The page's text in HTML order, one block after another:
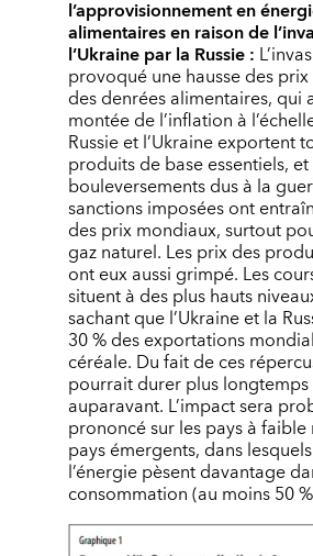
l’approvisionnement en
alimentaires en raison de
l’Ukraine par la Russie :
provoqué une hausse des
des denrées alimentaires, qui
montée de l’inflation à
Russie et l’Ukraine exportent
produits de base essentiels,
bouleversements dus à la
sanctions imposées ont
des prix mondiaux, surtout
gaz naturel. Les prix des
ont eux aussi grimpé. Les
situent à des plus hauts
sachant que l’Ukraine et la
30 % des exportations
céréale. Du fait de ces
pourrait durer plus
auparavant. L’impact sera
prononcé sur les pays à faible
pays émergents, dans
l’énergie pèsent davantage
consommation (au moins 50